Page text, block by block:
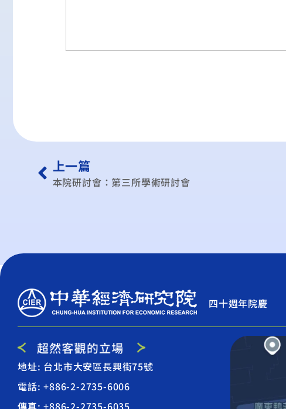
上一篇
本院研討會：第三所學術研討會
四十週年院慶
地址: 台北市大安區長興街75號
電話: +886-2-2735-6006
傳真: +886-2-2735-6035